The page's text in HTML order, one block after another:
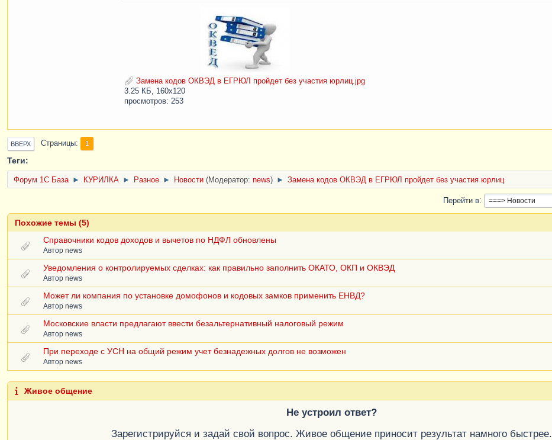
Замена кодов ОКВЭД в ЕГРЮЛ пройдет без участия юрлиц.jpg
3.25 КБ, 160x120
просмотров: 253
ВВЕРХ Страницы 1
Теги:
Форум 1C База ► КУРИЛКА ► Разное ► Новости (Модератор: news) ► Замена кодов ОКВЭД в ЕГРЮЛ пройдет без участия юрлиц
Перейти в
Похожие темы (5)
Справочники кодов доходов и вычетов по НДФЛ обновлены
Автор news
Уведомления о контролируемых сделках: как правильно заполнить ОКАТО, ОКП и ОКВЭД
Автор news
Может ли компания по установке домофонов и кодовых замков применить ЕНВД?
Автор news
Московские власти предлагают ввести безальтернативный налоговый режим
Автор news
При переходе с УСН на общий режим учет безнадежных долгов не возможен
Автор news
Живое общение
Не устроил ответ?
Зарегистрируйся и задай свой вопрос. Живое общение приносит результат намного быстрее.